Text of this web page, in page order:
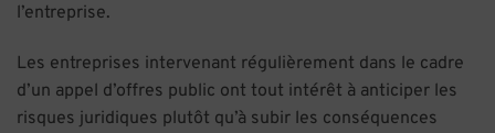
l’entreprise.
Les entreprises intervenant régulièrement dans le cadre
d’un appel d’offres public ont tout intérêt à anticiper les
risques juridiques plutôt qu’à subir les conséquences